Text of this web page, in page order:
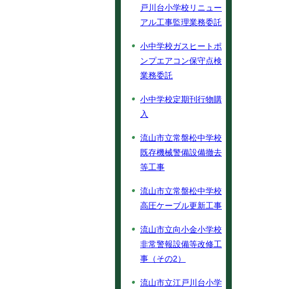
戸川台小学校リニュー
アル工事監理業務委託
小中学校ガスヒートポ
ンプエアコン保守点検
業務委託
小中学校定期刊行物購
入
流山市立常盤松中学校
既存機械警備設備撤去
等工事
流山市立常盤松中学校
高圧ケーブル更新工事
流山市立向小金小学校
非常警報設備等改修工
事（その2）
流山市立江戸川台小学